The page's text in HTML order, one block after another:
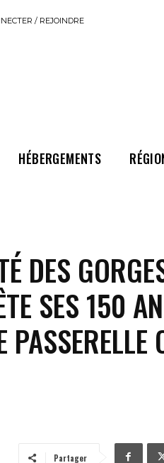
/ REJOINDRE
HÉBERGEMENTS
DES
SES 150
PASSERELLE
Partager